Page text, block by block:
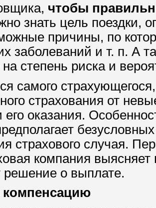
чтобы
знать цель
причины, по
заболеваний и т. п. А
степень риска и
самого
страхования от
оказания.
страхового случая.
компания
решение о выплате.